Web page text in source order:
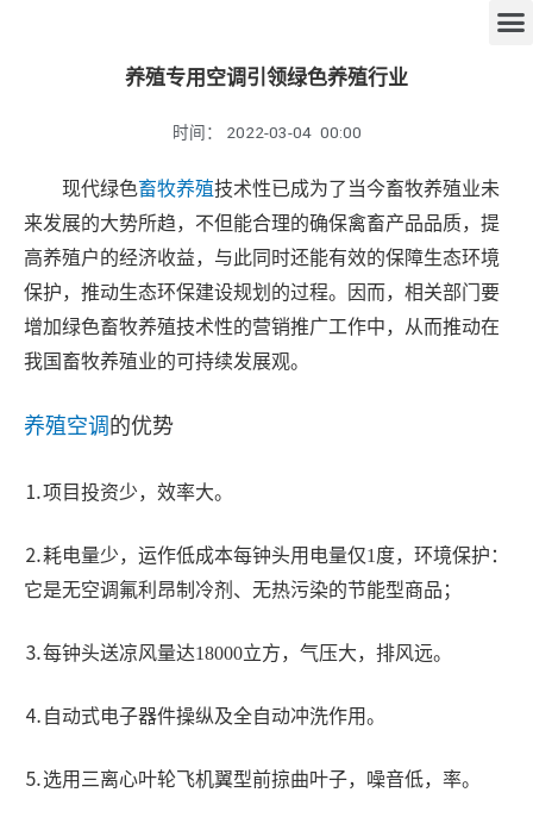
养殖专用空调引领绿色养殖行业
时间： 2022-03-04 00:00
现代绿色畜牧养殖技术性已成为了当今畜牧养殖业未
来发展的大势所趋，不但能合理的确保禽畜产品品质，提
高养殖户的经济收益，与此同时还能有效的保障生态环境
保护，推动生态环保建设规划的过程。因而，相关部门要
增加绿色畜牧养殖技术性的营销推广工作中，从而推动在
我国畜牧养殖业的可持续发展观。
养殖空调 的优势
⒈项目投资少，效率大。
⒉耗电量少，运作低成本每钟头用电量仅1 度，环境保护：
它是无空调氟利昂制冷剂、无热污染的节能型商品；
⒊每钟头送凉风量达18000立方，气压大，排风远。
⒋ 自动式电子器件操纵及全自动冲洗作用。
⒌选用三离心叶轮飞机翼型前掠曲叶子，噪音低，率。